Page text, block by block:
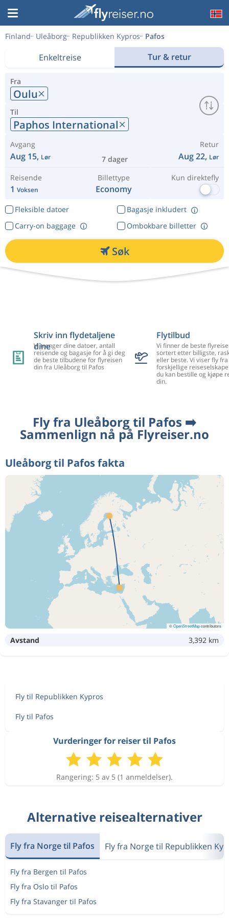
Finland Uleåborg Republikken Kypros Pafos
Enkeltreise Tur & retur
Fra
Oulu
Til
Paphos International
Avgang
Aug 15, Lør 7 dager
Retur
Aug 22, Lør
Reisende
1 Voksen
Billettype
Economy
Kun direktefly
Fleksible datoer
Bagasje inkludert
Ombokbare billetter
Carry-on baggage
Søk
Skriv inn flydetaljene
dine
Vi trenger dine datoer, antall
reisende og bagasje for å gi deg
de beste tilbudene for flyreisen
din fra Uleåborg til Pafos
Flytilbud
Vi finner de beste
sortert etter billigste,
eller beste. Vi viser fly
forskjellige
du kan bestille og kjøpe
din.
Fly fra Uleåborg til Pafos ➡️
Sammenlign nå på Flyreiser.no
Uleåborg til Pafos fakta
©OpenStreetMapcontributors
Avstand 3,392 km
Fly til Republikken Kypros
Fly til Pafos
Vurderinger for reiser til Pafos
Rangering: 5 av 5 (1 anmeldelser).
Alternative reisealternativer
Fly fra Norge til Pafos Fly fra Norge til Republikken
Fly fra Bergen til Pafos
Fly fra Oslo til Pafos
Fly fra Stavanger til Pafos